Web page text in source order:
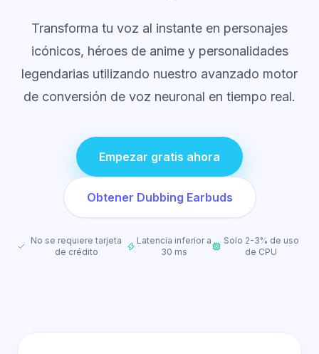
Transforma tu voz al instante en personajes
icónicos, héroes de anime y personalidades
legendarias utilizando nuestro avanzado motor
de conversión de voz neuronal en tiempo real.
Empezar gratis ahora
Obtener Dubbing Earbuds
No se requiere tarjeta
de crédito
Latencia inferior a
30 ms
Solo 2-3% de uso
de CPU